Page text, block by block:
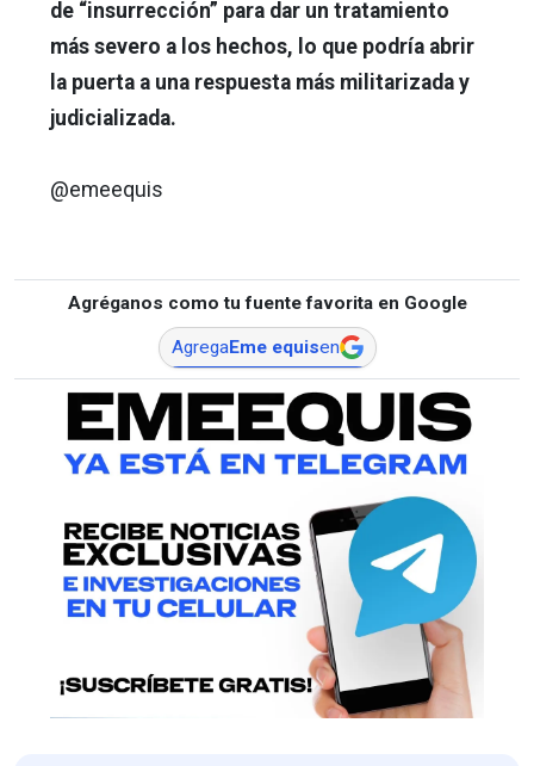
de “insurrección” para dar un tratamiento
más severo a los hechos, lo que podría abrir
la puerta a una respuesta más militarizada y
judicializada.
@emeequis
Agréganos como tu fuente favorita en Google
AgregaEme equisen